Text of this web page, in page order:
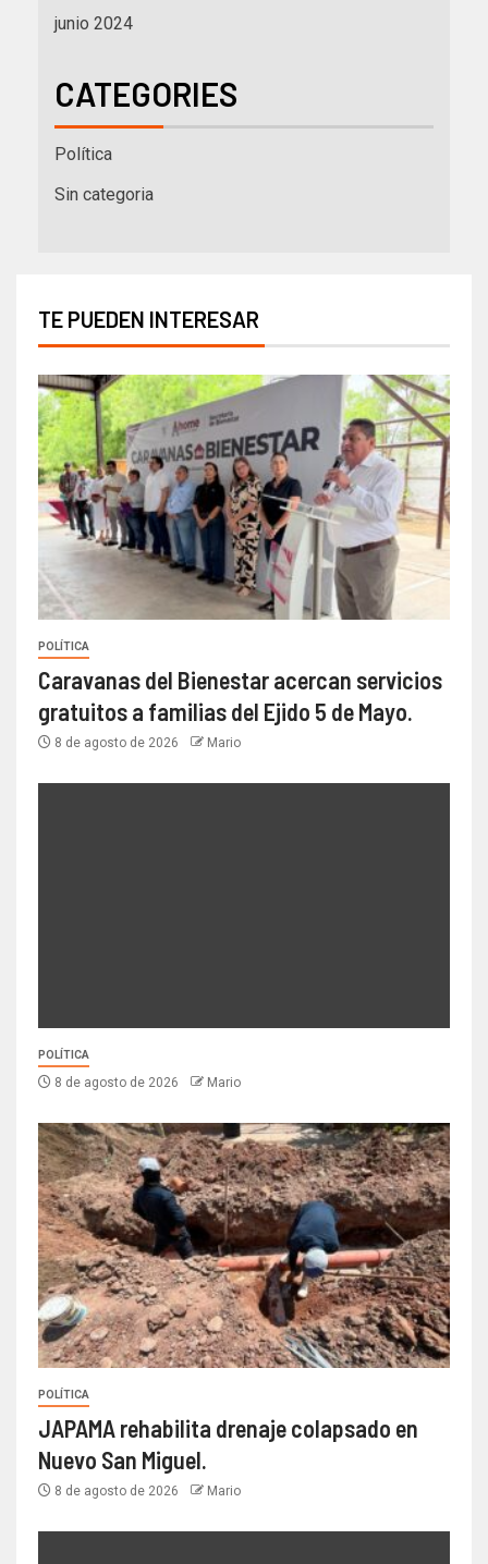
junio 2024
CATEGORIES
Política
Sin categoria
TE PUEDEN INTERESAR
POLÍTICA
Caravanas del Bienestar acercan servicios
gratuitos a familias del Ejido 5 de Mayo.
8 de agosto de 2026 Mario
POLÍTICA
8 de agosto de 2026 Mario
POLÍTICA
JAPAMA rehabilita drenaje colapsado en
Nuevo San Miguel.
8 de agosto de 2026 Mario